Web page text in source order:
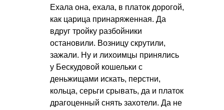
Ехала она, ехала, в платок дорогой,
как царица принаряженная. Да
вдруг тройку разбойники
остановили. Возницу скрутили,
зажали. Ну и лихоимцы принялись
у Бескудовой кошельки с
деньжищами искать, перстни,
кольца, серьги срывать, да и платок
драгоценный снять захотели. Да не